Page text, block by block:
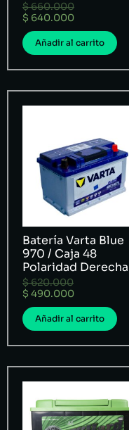
$660.000
$ 640.000
Añadir al carrito
Batería Varta Blue
970 / Caja 48
Polaridad Derecha
$620.000
$ 490.000
Añadir al carrito